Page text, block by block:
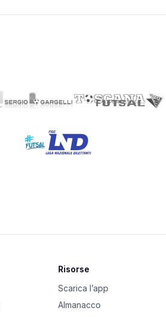
Risorse
Scarica l’app
Almanacco